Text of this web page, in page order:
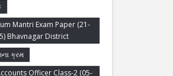
Mantri Exam Paper (21-
Bhavnagar District
ક્રમ
Officer Class-2 (05-